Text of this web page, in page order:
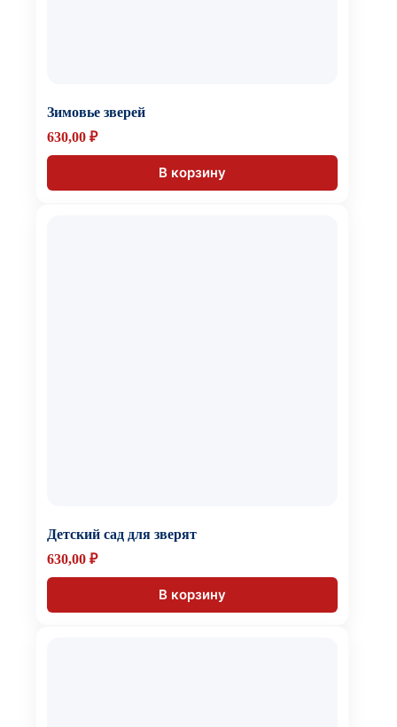
Зимовье зверей
630,00 ₽
В корзину
Детский сад для зверят
630,00 ₽
В корзину